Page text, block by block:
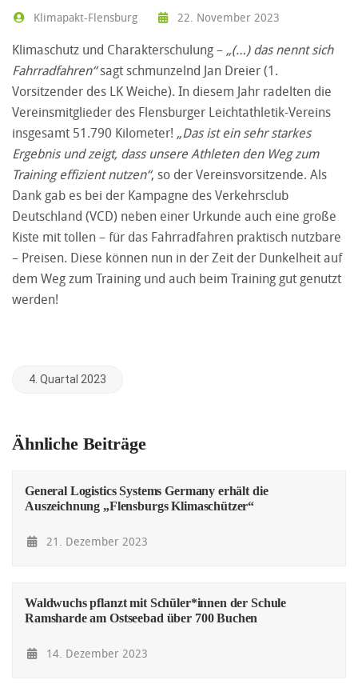
Klimapakt-Flensburg 22. November 2023
Klimaschutz und Charakterschulung – „(…) das nennt sich
Fahrradfahren“sagt schmunzelnd Jan Dreier (1.
Vorsitzender des LK Weiche). In diesem Jahr radelten die
Vereinsmitglieder des Flensburger Leichtathletik-Vereins
insgesamt 51.790 Kilometer! „Das ist ein sehr starkes
Ergebnis und zeigt, dass unsere Athleten den Weg zum
Training effizient nutzen“, so der Vereinsvorsitzende. Als
Dank gab es bei der Kampagne des Verkehrsclub
Deutschland (VCD) neben einer Urkunde auch eine große
Kiste mit tollen – für das Fahrradfahren praktisch nutzbare
– Preisen. Diese können nun in der Zeit der Dunkelheit auf
dem Weg zum Training und auch beim Training gut genutzt
werden!
4. Quartal 2023
Ähnliche Beiträge
General Logistics Systems Germany erhält die
Auszeichnung „Flensburgs Klimaschützer“
21. Dezember 2023
Waldwuchs pflanzt mit Schüler*innen der Schule
Ramsharde am Ostseebad über 700 Buchen
14. Dezember 2023